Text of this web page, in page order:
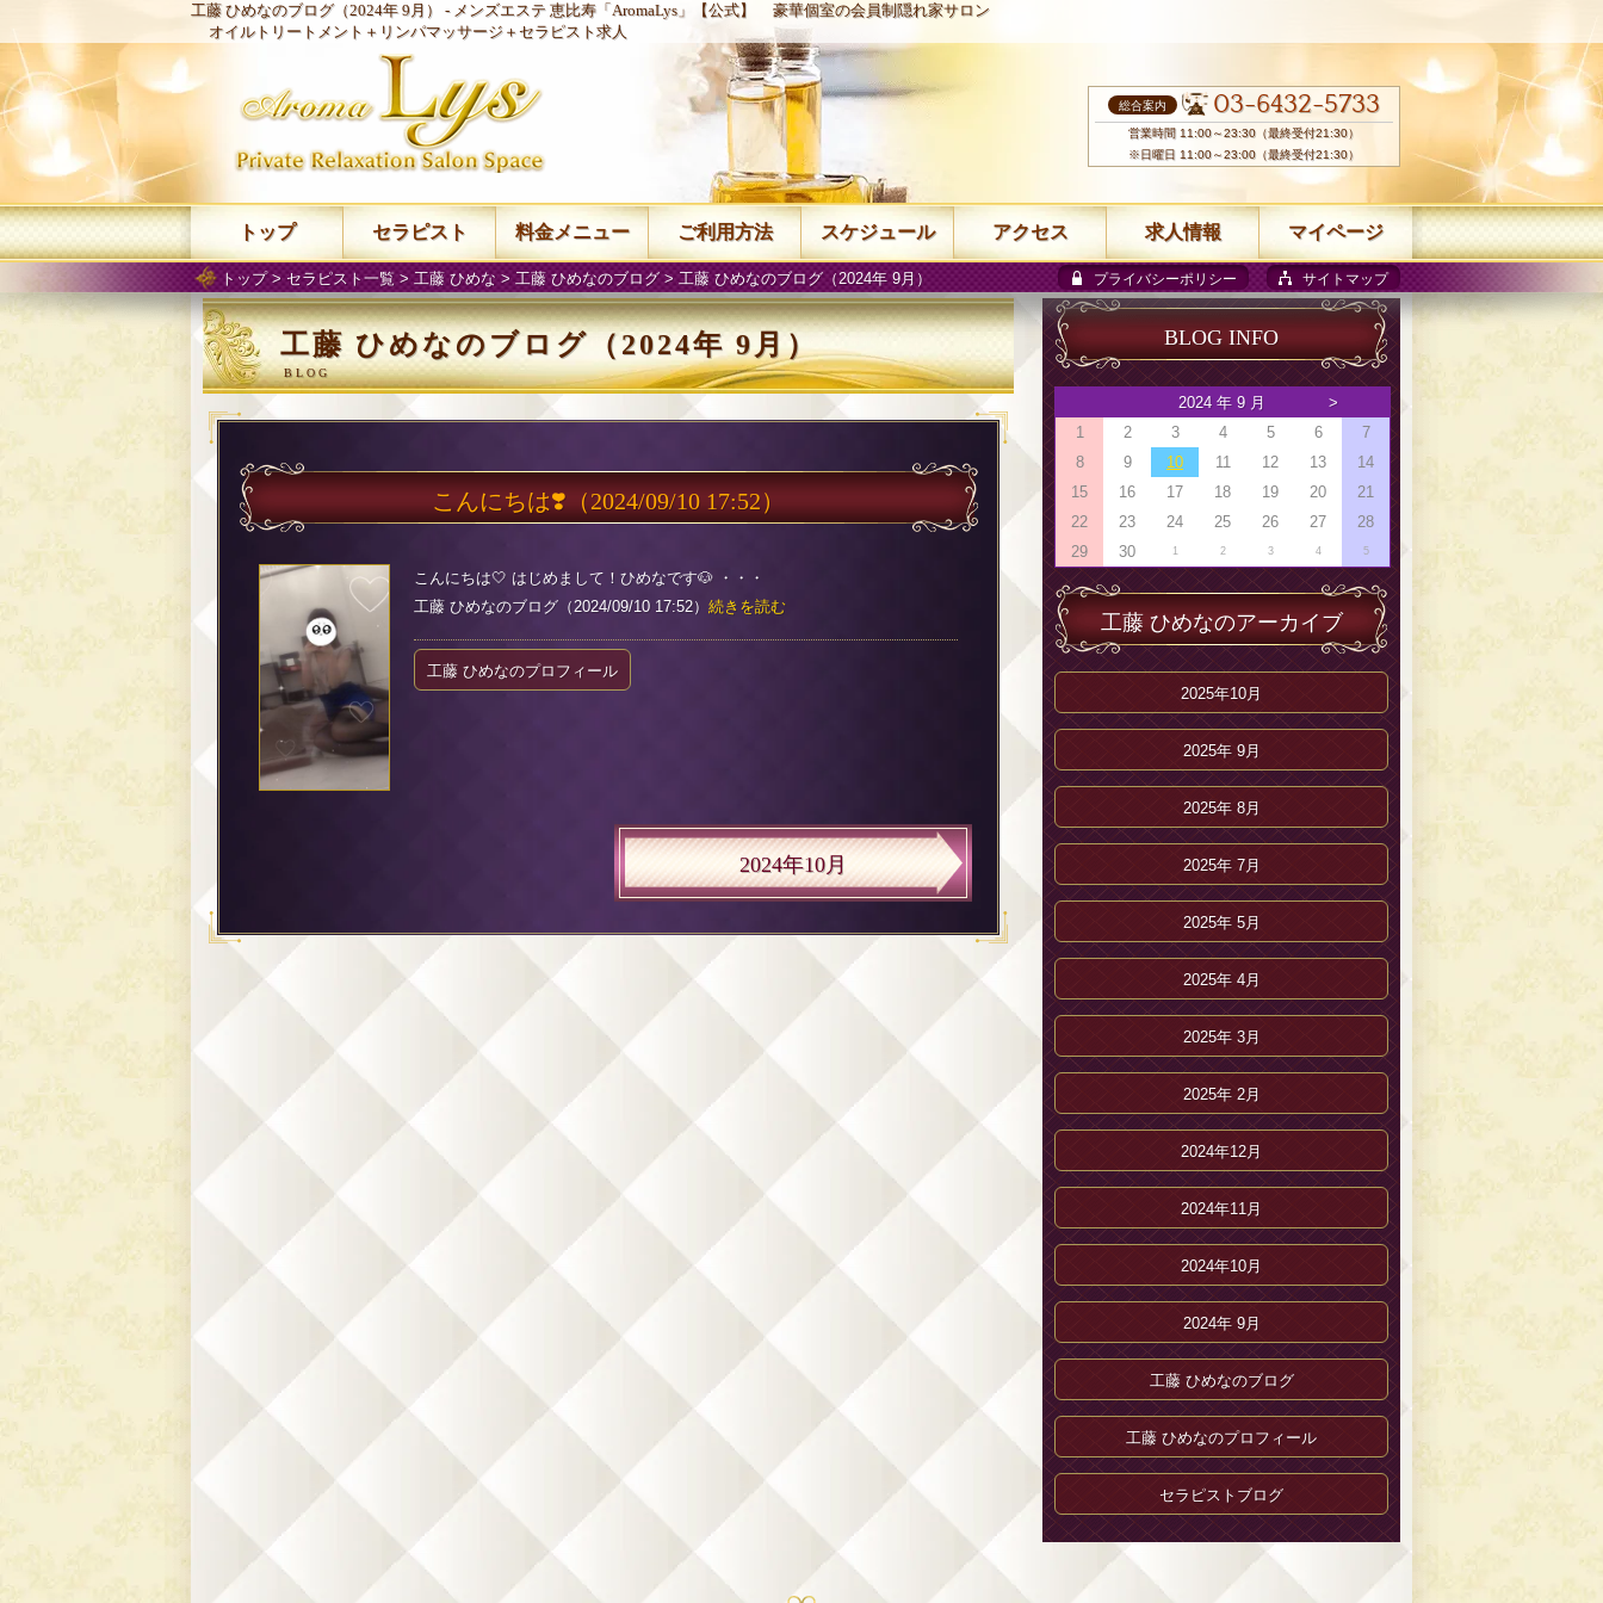
工藤 ひめなのブログ（2024年 9月） - メンズエステ 恵比寿「AromaLys」【公式】
豪華個室の会員制隠れ家サロン
オイルトリートメント＋リンパマッサージ＋セラピスト求人
トップ> セラピスト一覧>工藤 ひめな >工藤 ひめなのブログ> 工藤 ひめなのブログ（2024年 9月） プライバシーポリシー サイトマップ
工藤 ひめなのブログ（2024年 9月）
こんにちは❣️ （2024/09/10 17:52）
こんにちは‎🤍 はじめまして！ひめなです🐶 ・・・
工藤 ひめなのブログ（2024/09/10 17:52） 続きを読む
工藤 ひめなのプロフィール
2024年10月
BLOG INFO
2024 年 9 月
>
1
2 3 4 5 6
7
8
9 10 11 12 13
14
15
16 17 18 19 20
21
22
23 24 25 26 27
28
29
30 1 2 3 4 5
工藤 ひめなのアーカイブ
2025年10月
2025年 9月
2025年 8月
2025年 7月
2025年 5月
2025年 4月
2025年 3月
2025年 2月
2024年12月
2024年11月
2024年10月
2024年 9月
工藤 ひめなのブログ
工藤 ひめなのプロフィール
セラピストブログ
総合案内 03-6432-5733
営業時間 11:00～23:30（最終受付21:30）
※日曜日 11:00～23:00（最終受付21:30）
トップ セラピスト 料金メニュー ご利用方法 スケジュール アクセス 求人情報 マイページ